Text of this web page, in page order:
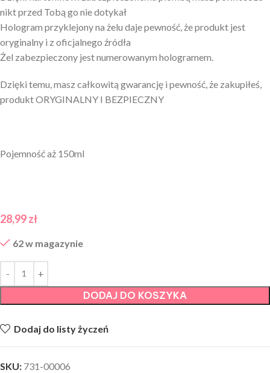
nikt przed Tobą go nie dotykał
Hologram przyklejony na żelu daje pewność, że produkt jest
oryginalny i z oficjalnego źródła
Żel zabezpieczony jest numerowanym hologramem.
Dzięki temu, masz całkowitą gwarancję i pewność, że zakupiłeś,
produkt ORYGINALNY I BEZPIECZNY
Pojemność aż 150ml
28,99zł
62 w magazynie
DODAJ DO KOSZYKA
Dodaj do listy życzeń
SKU: 731-00006